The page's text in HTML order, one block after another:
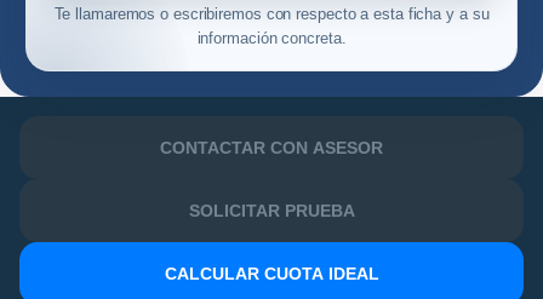
Te llamaremos o escribiremos con respecto a esta ficha y a su
información concreta.
CONTACTAR CON ASESOR
SOLICITAR PRUEBA
CALCULAR CUOTA IDEAL